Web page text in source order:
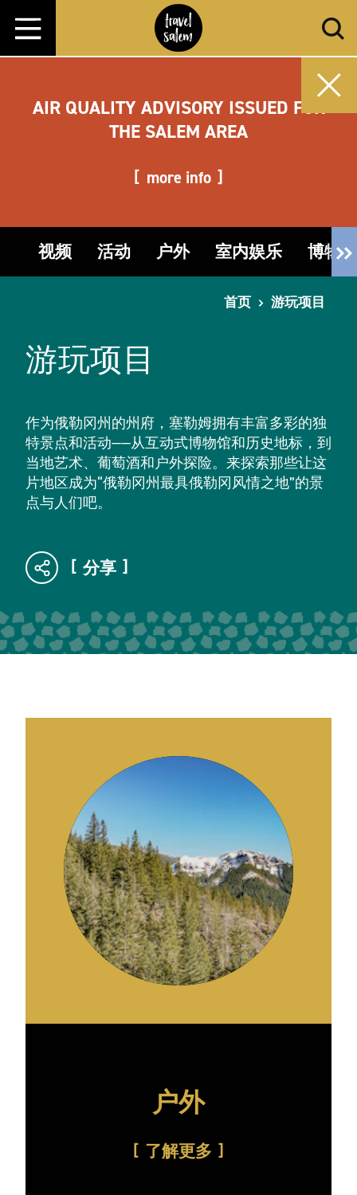
跳转至内容
AIR QUALITY ADVISORY ISSUED FOR
THE SALEM AREA
more info
视频 活动 户外 室内娱乐 博物
首页 游玩项目
游玩项目
作为俄勒冈州的州府，塞勒姆拥有丰富多彩的独
特景点和活动——从互动式博物馆和历史地标，到
当地艺术、葡萄酒和户外探险。来探索那些让这
片地区成为“俄勒冈州最具俄勒冈风情之地”的景
点与人们吧。
分享
户外
了解更多